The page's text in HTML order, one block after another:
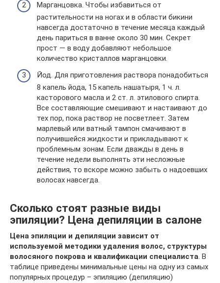
Марганцовка. Чтобы избавиться от
растительности на ногах и в области бикини
навсегда достаточно в течение месяца каждый
день париться в ванне около 30 мин. Секрет
прост — в воду добавляют небольшое
количество кристаллов марганцовки.
Йод. Для приготовления раствора понадобиться
8 капель йода, 15 капель нашатыря, 1 ч. л.
касторового масла и 2 ст. л. этилового спирта.
Все составляющие смешивают и настаивают до
тех пор, пока раствор не посветлеет. Затем
марлевый или ватный тампон смачивают в
получившейся жидкости и прикладывают к
проблемным зонам. Если дважды в день в
течение недели выполнять эти несложные
действия, то вскоре можно забыть о надоевших
волосах навсегда.
Сколько стоят разные виды
эпиляции? Цена депиляции в салоне
Цена эпиляции и депиляции зависит от
используемой методики удаления волос, структуры
волосяного покрова и квалификации специалиста. В
таблице приведены минимальные цены на одну из самых
популярных процедур – эпиляцию (депиляцию)